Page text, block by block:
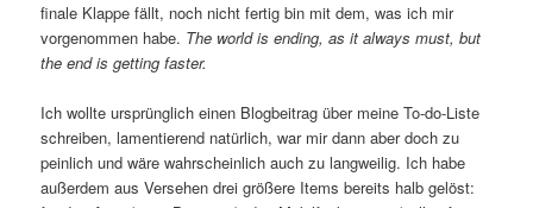
finale Klappe fällt, noch nicht fertig bin mit dem, was ich mir
vorgenommen habe. The world is ending, as it always must, but
the end is getting faster.
Ich wollte ursprünglich einen Blogbeitrag über meine To-do-Liste
schreiben, lamentierend natürlich, war mir dann aber doch zu
peinlich und wäre wahrscheinlich auch zu langweilig. Ich habe
außerdem aus Versehen drei größere Items bereits halb gelöst: